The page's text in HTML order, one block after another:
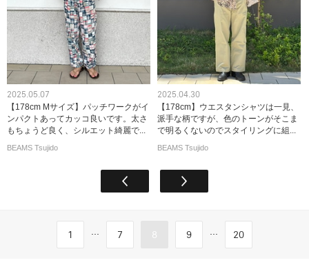
2025.05.07
【178cm Mサイズ】パッチワークがイ
ンパクトあってカッコ良いです。太さ
もちょうど良く、シルエット綺麗で...
BEAMS Tsujido
2025.04.30
【178cm】ウエスタンシャツは一見、
派手な柄ですが、色のトーンがそこま
で明るくないのでスタイリングに組...
BEAMS Tsujido
1 ... 7 8 9 ... 20